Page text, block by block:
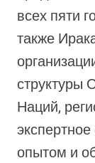
всех пяти
также
структуры
Наций,
опытом и